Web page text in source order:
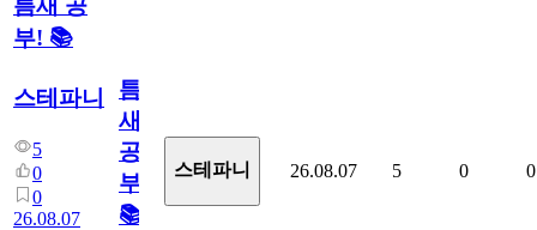
틈새 공
부! 📚
스테파니
5
0
0
26.08.07
틈
새
공
부!
📚
스테파니 26.08.07 5 0 0